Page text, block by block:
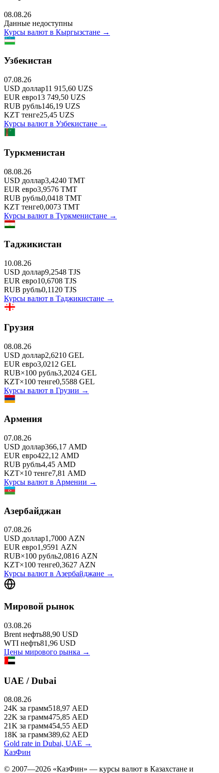
08.08.26
Данные недоступны
Курсы валют в Кыргызстане →
Узбекистан
07.08.26
USD доллар11 915,60 UZS
EUR евро13 749,50 UZS
RUB рубль146,19 UZS
KZT тенге25,45 UZS
Курсы валют в Узбекистане →
Туркменистан
08.08.26
USD доллар3,4240 TMT
EUR евро3,9576 TMT
RUB рубль0,0418 TMT
KZT тенге0,0073 TMT
Курсы валют в Туркменистане →
Таджикистан
10.08.26
USD доллар9,2548 TJS
EUR евро10,6708 TJS
RUB рубль0,1120 TJS
Курсы валют в Таджикистане →
Грузия
08.08.26
USD доллар2,6210 GEL
EUR евро3,0212 GEL
RUB×100 рубль3,2024 GEL
KZT×100 тенге0,5588 GEL
Курсы валют в Грузии →
Армения
07.08.26
USD доллар366,17 AMD
EUR евро422,12 AMD
RUB рубль4,45 AMD
KZT×10 тенге7,81 AMD
Курсы валют в Армении →
Азербайджан
07.08.26
USD доллар1,7000 AZN
EUR евро1,9591 AZN
RUB×100 рубль2,0816 AZN
KZT×100 тенге0,3627 AZN
Курсы валют в Азербайджане →
Мировой рынок
03.08.26
Brent нефть88,90 USD
WTI нефть81,96 USD
Цены мирового рынка →
UAE / Dubai
08.08.26
24K за грамм518,97 AED
22K за грамм475,85 AED
21K за грамм454,55 AED
18K за грамм389,62 AED
Gold rate in Dubai, UAE →
КазФин
© 2007—2026 «КазФин» — курсы валют в Казахстане и